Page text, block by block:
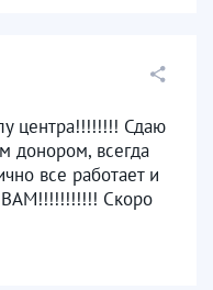
центра!!!!!!!! Сдаю
донором, всегда
все работает и
Скоро